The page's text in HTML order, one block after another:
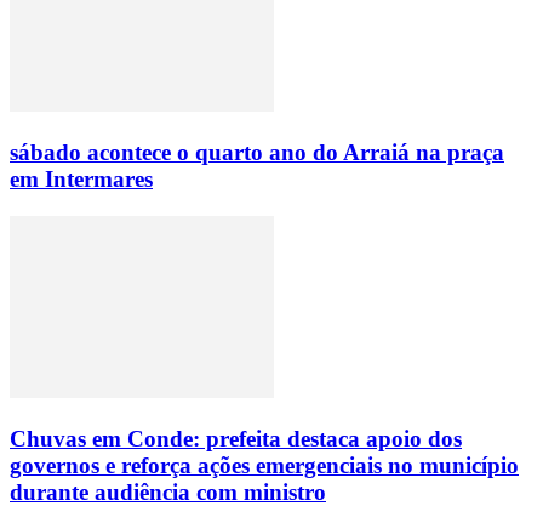
sábado acontece o quarto ano do Arraiá na praça
em Intermares
Chuvas em Conde: prefeita destaca apoio dos
governos e reforça ações emergenciais no município
durante audiência com ministro